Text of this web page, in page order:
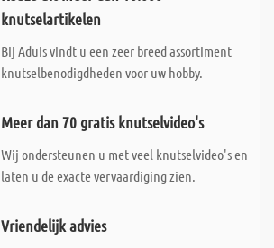
knutselartikelen
Bij Aduis vindt u een zeer breed assortiment
knutselbenodigdheden voor uw hobby.
Meer dan 70 gratis knutselvideo's
Wij ondersteunen u met veel knutselvideo's en
laten u de exacte vervaardiging zien.
Vriendelijk advies